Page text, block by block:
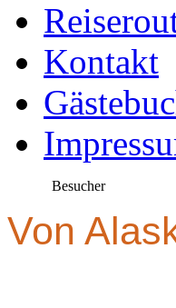
Kontakt
Besucher
Von